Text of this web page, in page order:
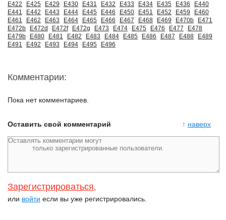
E422
E425 E429 E430 E431 E432 E433 E434 E435 E436
E440
E441
E442 E443 E444 E445 E446 E450 E451 E452 E459
E460
E461
E462 E463 E464 E465 E466 E467 E468 E469 E470b
E471
E472b
E472d E472f E472g E473 E474 E475 E476 E477
E478
E479b
E480 E481 E482 E483 E484 E485 E486 E487 E488
E489
E491
E492 E493 E494 E495 E496
Комментарии:
Пока нет комментариев.
↑ наверх
Оставить свой комментарий
Зарегистрироваться,
или войти если вы уже регистрировались.